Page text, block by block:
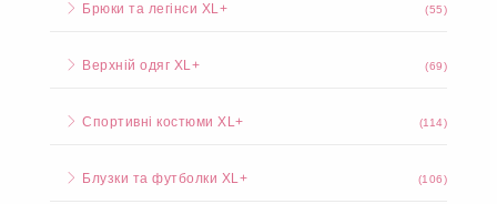
Брюки та легінси XL+ (55)
Верхній одяг XL+ (69)
Спортивні костюми XL+ (114)
Блузки та футболки XL+ (106)